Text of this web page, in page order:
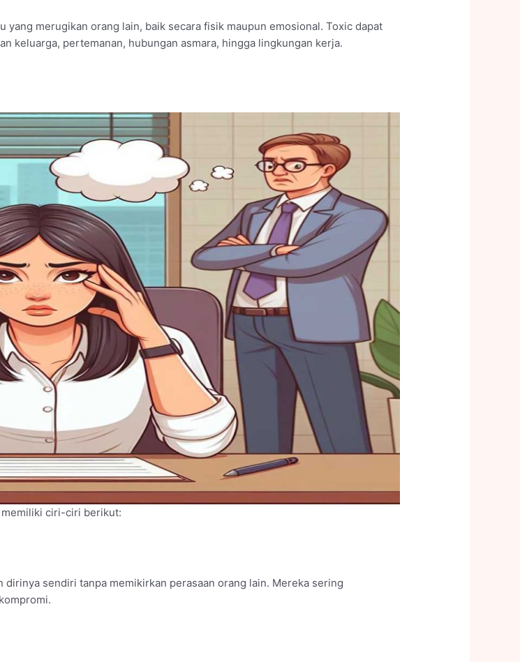
merugikan orang lain, baik secara fisik maupun emosional. Toxic dapat
keluarga, pertemanan, hubungan asmara, hingga lingkungan kerja.
memiliki ciri-ciri berikut:
sendiri tanpa memikirkan perasaan orang lain. Mereka sering